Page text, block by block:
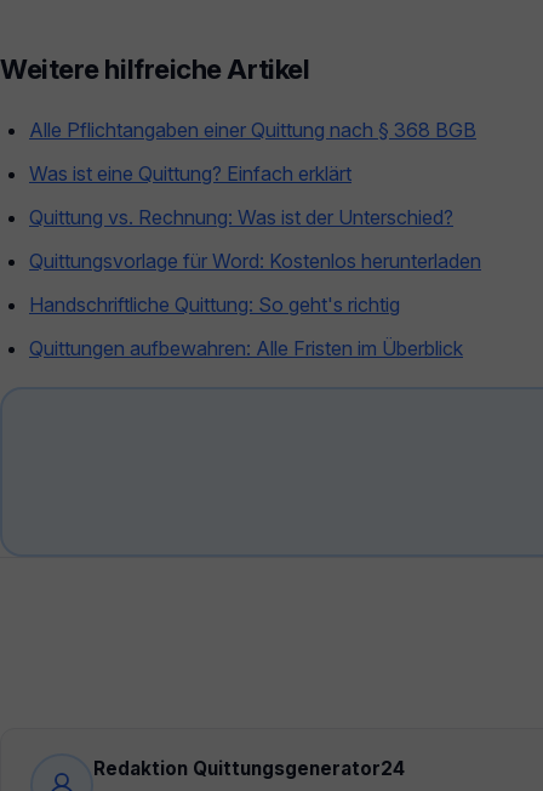
Weitere hilfreiche Artikel
Alle Pflichtangaben einer Quittung nach § 368 BGB
Was ist eine Quittung? Einfach erklärt
Quittung vs. Rechnung: Was ist der Unterschied?
Quittungsvorlage für Word: Kostenlos herunterladen
Handschriftliche Quittung: So geht's richtig
Quittungen aufbewahren: Alle Fristen im Überblick
Redaktion Quittungsgenerator24